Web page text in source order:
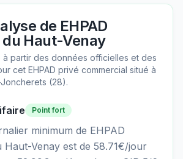
de EHPAD
Haut-Venay
à partir des données officielles et des
cet EHPAD privé commercial situé à
(28).
Point fort
minimum de EHPAD
Haut-Venay est de 58.71€/jour